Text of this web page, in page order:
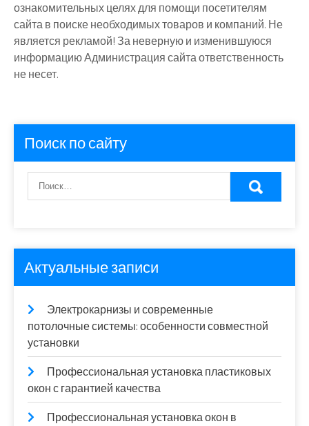
ознакомительных целях для помощи посетителям
сайта в поиске необходимых товаров и компаний. Не
является рекламой! За неверную и изменившуюся
информацию Администрация сайта ответственность
не несет.
Поиск по сайту
Актуальные записи
Электрокарнизы и современные
потолочные системы: особенности совместной
установки
Профессиональная установка пластиковых
окон с гарантией качества
Профессиональная установка окон в